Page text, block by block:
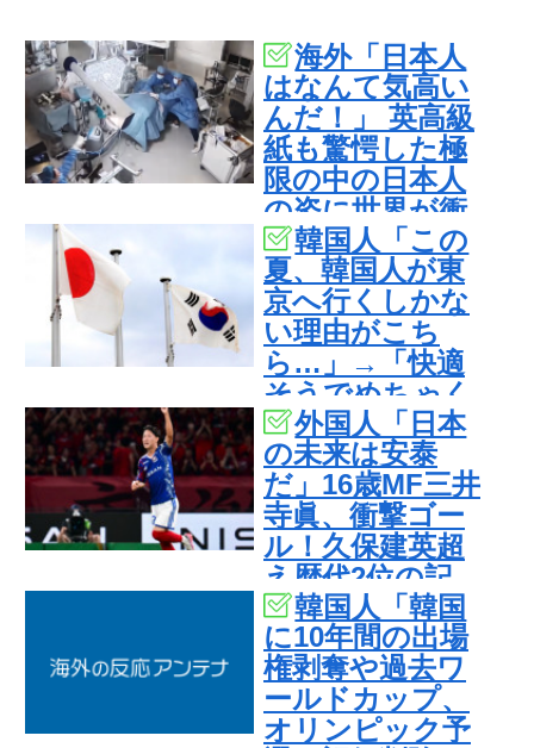
海外「日本人
はなんて気高い
んだ！」 英高級
紙も驚愕した極
限の中の日本人
の姿に世界が衝
撃韓国人「この
夏、韓国人が東
京へ行くしかな
い理由がこち
ら…」→「快適
そうでめちゃく
ちゃ羨ましい…
（ﾌﾞﾙﾌﾞﾙ」＝韓
国の反応
外国人「日本
の未来は安泰
だ」16歳MF三井
寺眞、衝撃ゴー
ル！久保建英超
え歴代2位の記
録！3得点に絡む
活躍で海外絶
賛！【海外の反
応】
韓国人「韓国
に10年間の出場
権剥奪や過去ワ
ールドカップ、
オリンピック予